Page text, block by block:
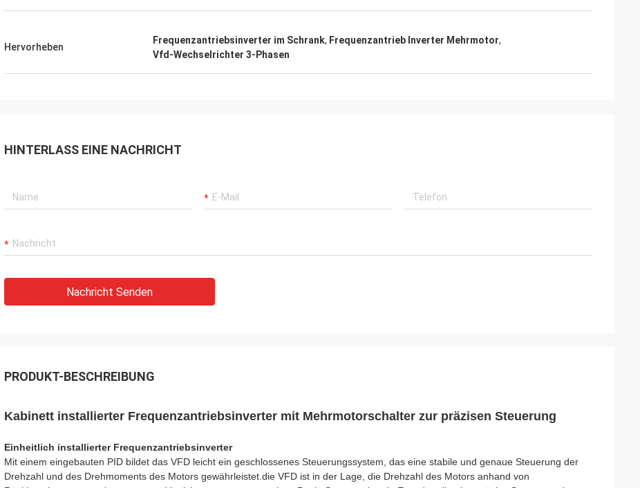
Hervorheben
Frequenzantriebsinverter im Schrank, Frequenzantrieb Inverter Mehrmotor,
Vfd-Wechselrichter 3-Phasen
HINTERLASS EINE NACHRICHT
Nachricht Senden
PRODUKT-BESCHREIBUNG
Kabinett installierter Frequenzantriebsinverter mit Mehrmotorschalter zur präzisen Steuerung
Einheitlich installierter Frequenzantriebsinverter
Mit einem eingebauten PID bildet das VFD leicht ein geschlossenes Steuerungssystem, das eine stabile und genaue Steuerung der
Drehzahl und des Drehmoments des Motors gewährleistet.die VFD ist in der Lage, die Drehzahl des Motors anhand von